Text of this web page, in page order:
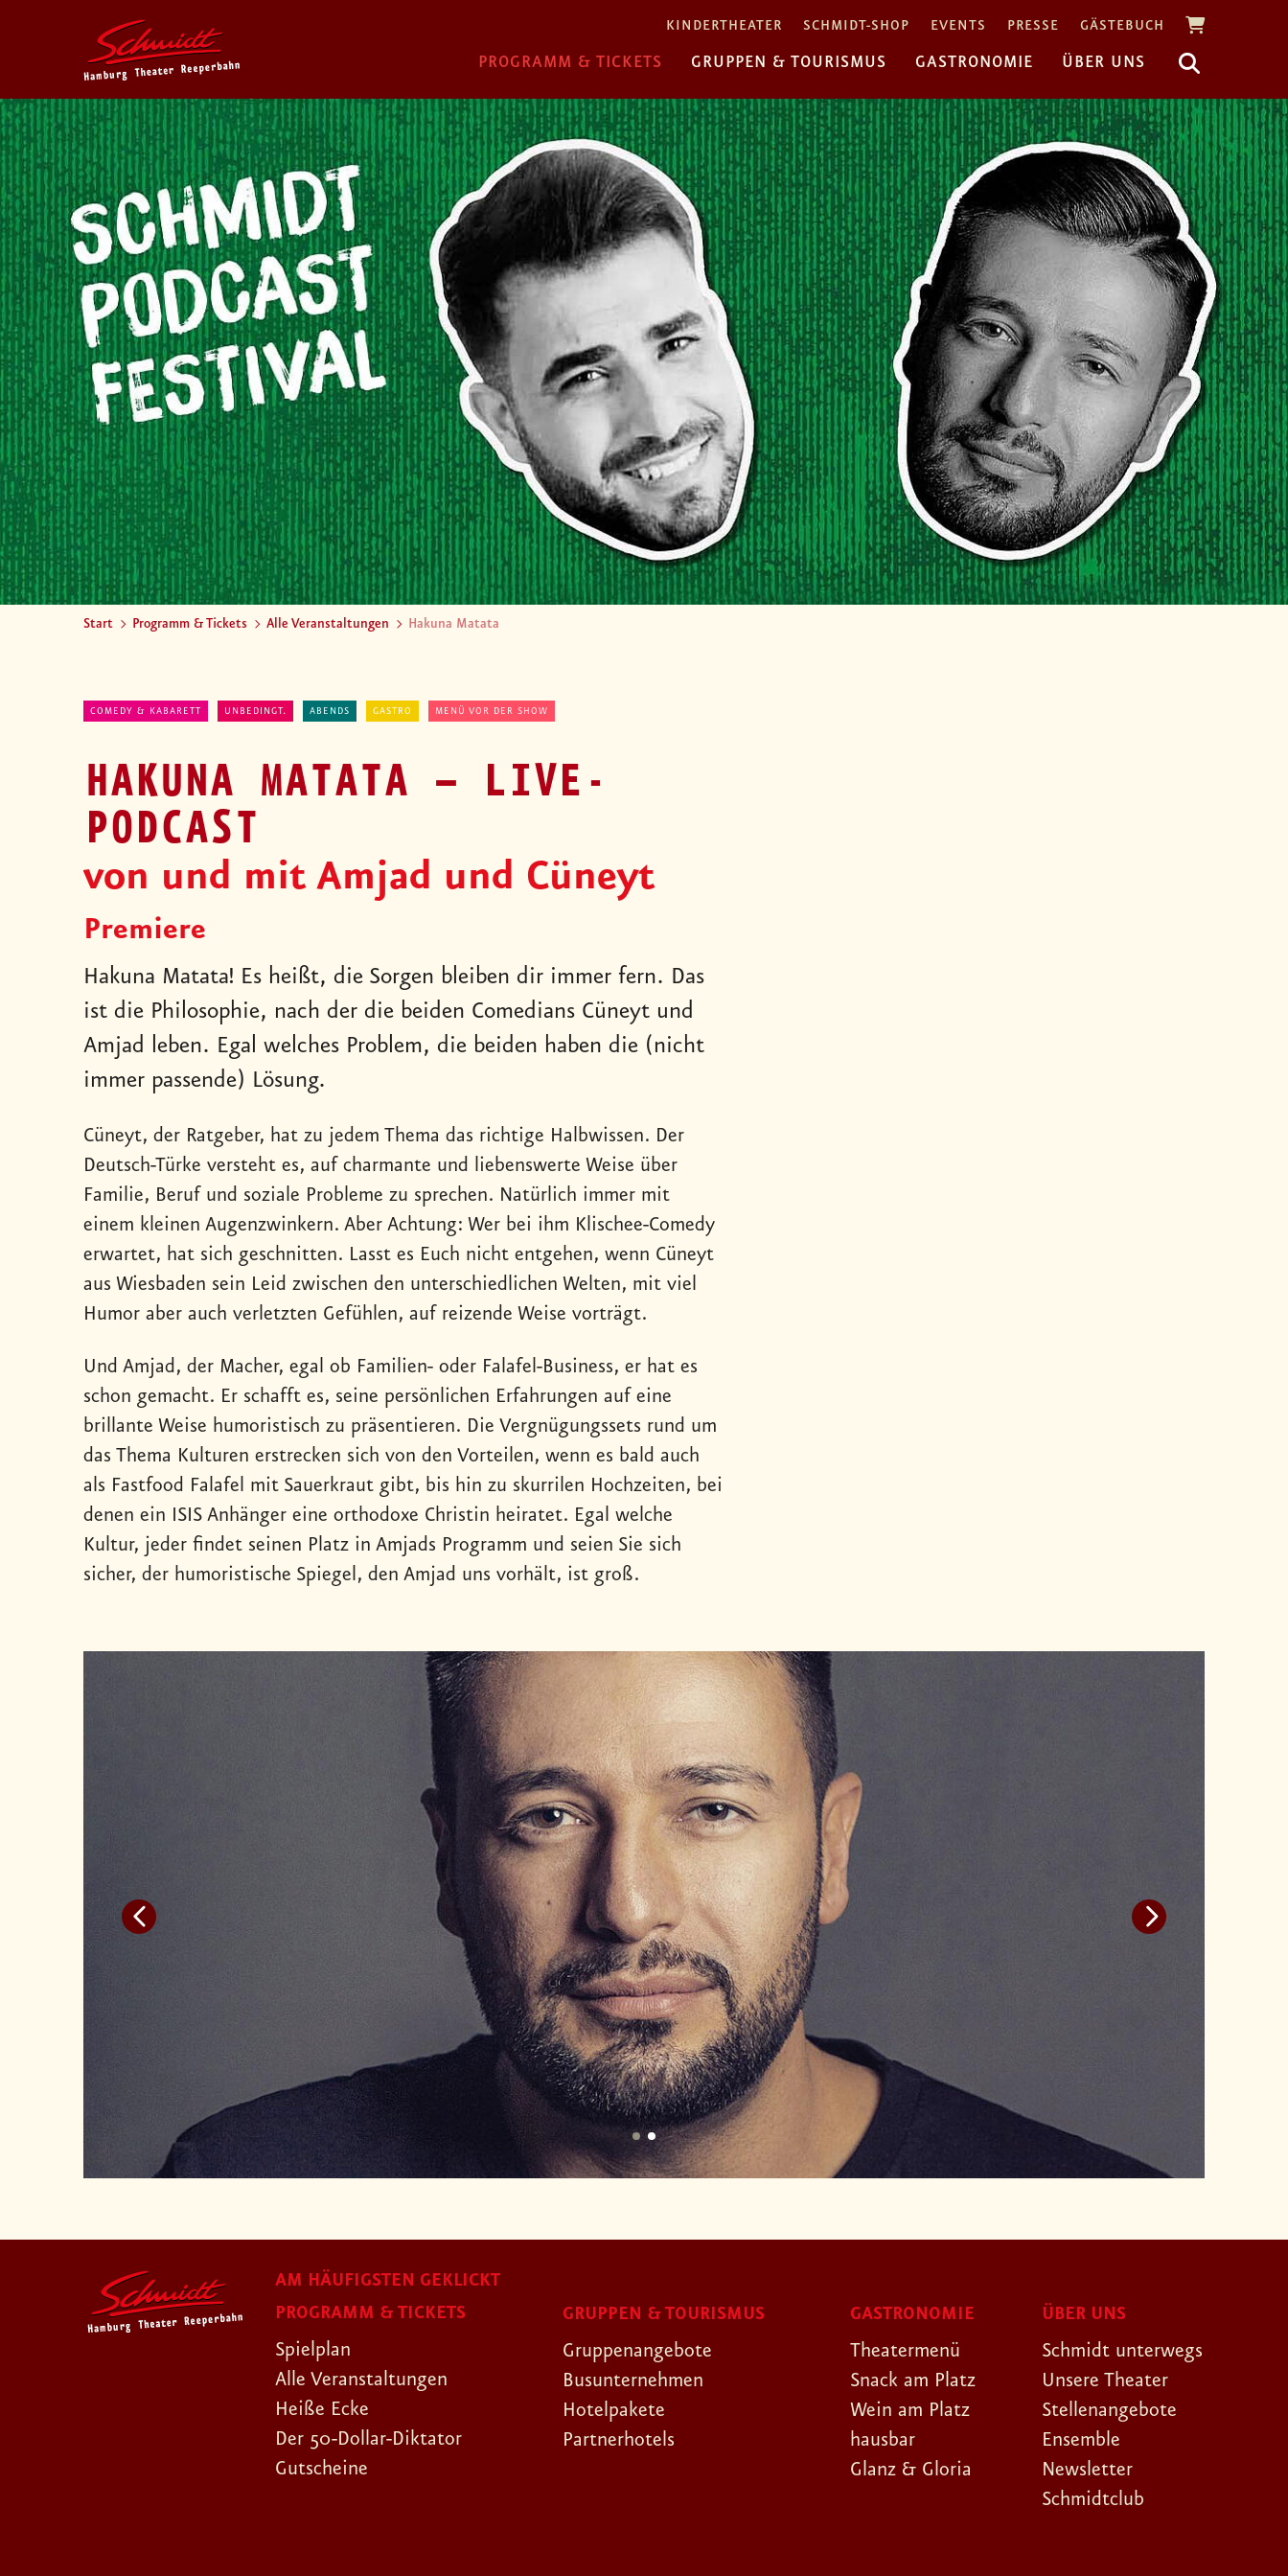
KINDERTHEATER SCHMIDT-SHOP EVENTS PRESSE GÄSTEBUCH
PROGRAMM & TICKETS GRUPPEN & TOURISMUS GASTRONOMIE ÜBER UNS
Start Programm & Tickets Alle Veranstaltungen Hakuna Matata
COMEDY & KABARETT UNBEDINGT. ABENDS GASTRO MENÜ VOR DER SHOW
HAKUNA MATATA – LIVE-
PODCAST
von und mit Amjad und Cüneyt
Premiere
Hakuna Matata! Es heißt, die Sorgen bleiben dir immer fern. Das
ist die Philosophie, nach der die beiden Comedians Cüneyt und
Amjad leben. Egal welches Problem, die beiden haben die (nicht
immer passende) Lösung.
Cüneyt, der Ratgeber, hat zu jedem Thema das richtige Halbwissen. Der
Deutsch-Türke versteht es, auf charmante und liebenswerte Weise über
Familie, Beruf und soziale Probleme zu sprechen. Natürlich immer mit
einem kleinen Augenzwinkern. Aber Achtung: Wer bei ihm Klischee-Comedy
erwartet, hat sich geschnitten. Lasst es Euch nicht entgehen, wenn Cüneyt
aus Wiesbaden sein Leid zwischen den unterschiedlichen Welten, mit viel
Humor aber auch verletzten Gefühlen, auf reizende Weise vorträgt.
Und Amjad, der Macher, egal ob Familien- oder Falafel-Business, er hat es
schon gemacht. Er schafft es, seine persönlichen Erfahrungen auf eine
brillante Weise humoristisch zu präsentieren. Die Vergnügungssets rund um
das Thema Kulturen erstrecken sich von den Vorteilen, wenn es bald auch
als Fastfood Falafel mit Sauerkraut gibt, bis hin zu skurrilen Hochzeiten, bei
denen ein ISIS Anhänger eine orthodoxe Christin heiratet. Egal welche
Kultur, jeder findet seinen Platz in Amjads Programm und seien Sie sich
sicher, der humoristische Spiegel, den Amjad uns vorhält, ist groß.
AM HÄUFIGSTEN GEKLICKT
PROGRAMM & TICKETS
Spielplan
Alle Veranstaltungen
Heiße Ecke
Der 50-Dollar-Diktator
Gutscheine
GRUPPEN & TOURISMUS
Gruppenangebote
Busunternehmen
Hotelpakete
Partnerhotels
GASTRONOMIE
Theatermenü
Snack am Platz
Wein am Platz
hausbar
Glanz & Gloria
ÜBER UNS
Schmidt unterwegs
Unsere Theater
Stellenangebote
Ensemble
Newsletter
Schmidtclub